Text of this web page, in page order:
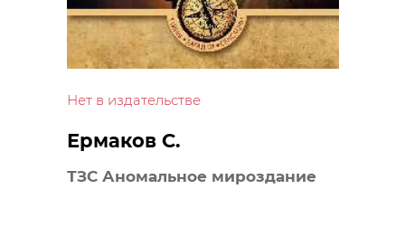
Нет в издательстве
Ермаков С.
ТЗС Аномальное мироздание